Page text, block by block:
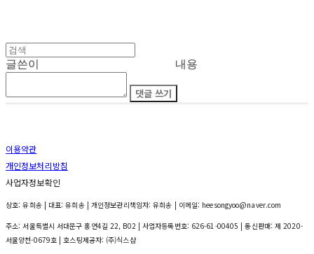
글쓴이 내용
댓글 쓰기
이용약관
개인정보처리방침
사업자정보확인
상호: 유희송 | 대표: 유희송 | 개인정보관리책임자: 유희송 | 이메일: heesongyoo@naver.com
주소: 서울특별시 서대문구 홍연4길 22, B02 | 사업자등록번호: 626-61-00405 | 통신판매:제 2020-
서울양천-0679호 | 호스팅제공자: (주)식스샵